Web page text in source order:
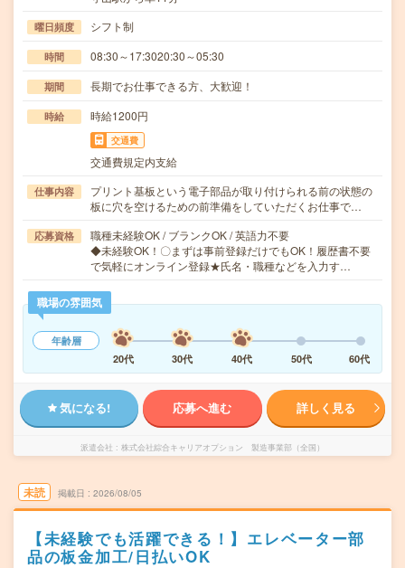
曜日頻度 シフト制
時間 08:30～17:3020:30～05:30
期間 長期でお仕事できる方、大歓迎！
時給 時給1200円
交通費
交通費規定内支給
仕事内容
プリント基板という電子部品が取り付けられる前の状態の
板に穴を空けるための前準備をしていただくお仕事で…
応募資格
職種未経験OK / ブランクOK / 英語力不要
◆未経験OK！〇まずは事前登録だけでもOK！履歴書不要
で気軽にオンライン登録★氏名・職種などを入力す…
職場の雰囲気
年齢層
20代
30代 40代 50代 60代
気になる! 応募へ進む 詳しく見る
派遣会社 株式会社綜合キャリアオプション 製造事業部（全国）
未読 掲載日 2026/08/05
【未経験でも活躍できる！】エレベーター部
品の板金加工/日払いOK